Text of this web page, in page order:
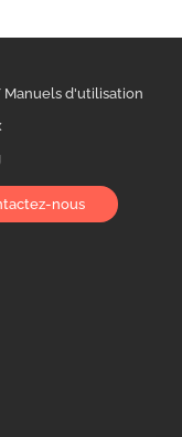
Manuels d'utilisation
nous